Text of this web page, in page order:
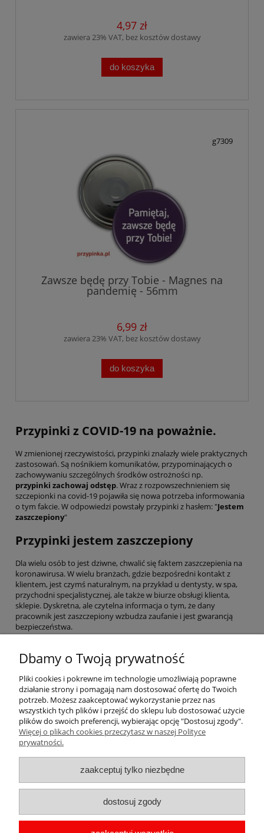
4,97 zł
zawiera 23% VAT, bez kosztów dostawy
do koszyka
g7309
Zawsze będę przy Tobie - Magnes na
pandemię - 56mm
6,99 zł
zawiera 23% VAT, bez kosztów dostawy
do koszyka
Przypinki z COVID-19 na poważnie.
W zmienionej rzeczywistości, przypinki znalazły wiele praktycznych
zastosowań. Są nośnikiem komunikatów, przypominających o
zachowywaniu szczególnych środków ostrożności np.
przypinki zachowaj odstęp. Wraz z rozpowszechnieniem się
szczepionki na covid-19 pojawiła się nowa potrzeba informowania
o tym fakcie. W odpowiedzi powstały przypinki z hasłem: "Jestem
zaszczepiony"
Przypinki jestem zaszczepiony
Dla wielu osób to jest dziwne, chwalić się faktem zaszczepienia na
koronawirusa. W wielu branżach, gdzie bezpośredni kontakt z
klientem, jest czymś naturalnym, na przykład u dentysty, w spa,
przychodni specjalistycznej, ale także w biurze obsługi klienta,
sklepie. Dyskretna, ale czytelna informacja o tym, że dany
pracownik jest zaszczepiony wzbudza zaufanie i jest gwarancją
bezpieczeństwa.
Przypinki z COVID-19 z przymrużeniem
oka.
Po drugiej stronie stoi cała rzesza przypinek dla osób
niezadowolonych z działań rządu,przypinki dla przeciwników
szczepieńitd.
Pomoc
Płatności i dostawa
Informacje
Dbamy o Twoją prywatność
Pliki cookies i pokrewne im technologie umożliwiają poprawne
działanie strony i pomagają nam dostosować ofertę do Twoich
potrzeb. Możesz zaakceptować wykorzystanie przez nas
wszystkich tych plików i przejść do sklepu lub dostosować użycie
plików do swoich preferencji, wybierając opcję "Dostosuj zgody".
Więcej o plikach cookies przeczytasz w naszej Polityce
prywatności.
zaakceptuj tylko niezbędne
dostosuj zgody